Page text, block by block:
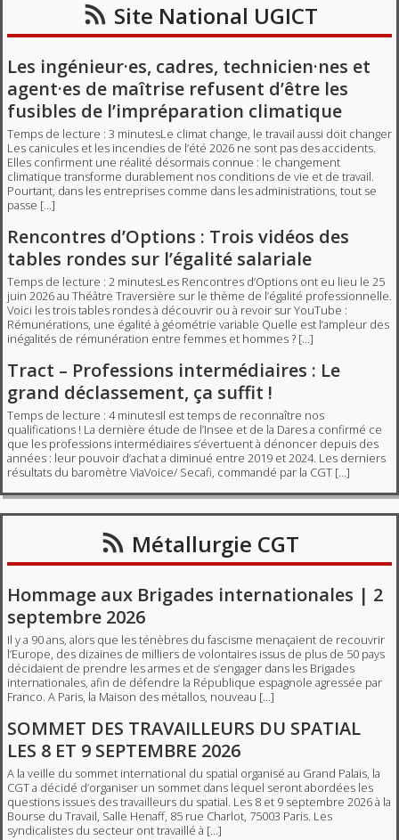
Site National UGICT
Les ingénieur·es, cadres, technicien·nes et
agent·es de maîtrise refusent d’être les
fusibles de l’impréparation climatique
Temps de lecture : 3 minutesLe climat change, le travail aussi doit changer
Les canicules et les incendies de l’été 2026 ne sont pas des accidents.
Elles confirment une réalité désormais connue : le changement
climatique transforme durablement nos conditions de vie et de travail.
Pourtant, dans les entreprises comme dans les administrations, tout se
passe […]
Rencontres d’Options : Trois vidéos des
tables rondes sur l’égalité salariale
Temps de lecture : 2 minutesLes Rencontres d’Options ont eu lieu le 25
juin 2026 au Théâtre Traversière sur le thème de l’égalité professionnelle.
Voici les trois tables rondes à découvrir ou à revoir sur YouTube :
Rémunérations, une égalité à géométrie variable Quelle est l’ampleur des
inégalités de rémunération entre femmes et hommes ? […]
Tract – Professions intermédiaires : Le
grand déclassement, ça suffit !
Temps de lecture : 4 minutesIl est temps de reconnaître nos
qualifications ! La dernière étude de l’Insee et de la Dares a confirmé ce
que les professions intermédiaires s’évertuent à dénoncer depuis des
années : leur pouvoir d’achat a diminué entre 2019 et 2024. Les derniers
résultats du baromètre ViaVoice/ Secafi, commandé par la CGT […]
Métallurgie CGT
Hommage aux Brigades internationales | 2
septembre 2026
Il y a 90 ans, alors que les ténèbres du fascisme menaçaient de recouvrir
l’Europe, des dizaines de milliers de volontaires issus de plus de 50 pays
décidaient de prendre les armes et de s’engager dans les Brigades
internationales, afin de défendre la République espagnole agressée par
Franco. A Paris, la Maison des métallos, nouveau […]
SOMMET DES TRAVAILLEURS DU SPATIAL
LES 8 ET 9 SEPTEMBRE 2026
A la veille du sommet international du spatial organisé au Grand Palais, la
CGT a décidé d’organiser un sommet dans lequel seront abordées les
questions issues des travailleurs du spatial. Les 8 et 9 septembre 2026 à la
Bourse du Travail, Salle Henaff, 85 rue Charlot, 75003 Paris. Les
syndicalistes du secteur ont travaillé à […]